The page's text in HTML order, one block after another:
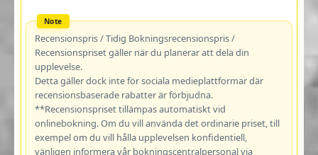
Recensionspris / Tidig Bokningsrecensionspris /
Recensionspriset gäller när du planerar att dela din
upplevelse.
Detta gäller dock inte för sociala medieplattformar där
recensionsbaserade rabatter är förbjudna.
**Recensionspriset tillämpas automatiskt vid
onlinebokning. Om du vill använda det ordinarie priset, till
exempel om du vill hålla upplevelsen konfidentiell,
vänligen informera vår bokningscentralpersonal via